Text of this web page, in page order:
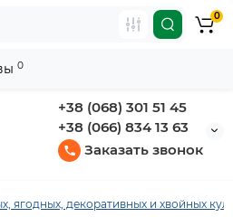
+38 (068) 301 51 45
+38 (066) 834 13 63
Заказать звонок
0
ягодных, декоративных и хвойных
0